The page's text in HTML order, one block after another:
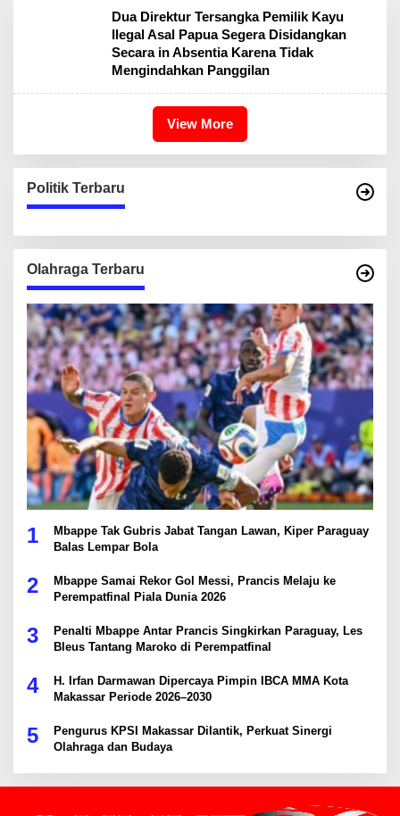
Dua Direktur Tersangka Pemilik Kayu
Ilegal Asal Papua Segera Disidangkan
Secara in Absentia Karena Tidak
Mengindahkan Panggilan
View More
Politik Terbaru
Olahraga Terbaru
1
Mbappe Tak Gubris Jabat Tangan Lawan, Kiper Paraguay
Balas Lempar Bola
2
Mbappe Samai Rekor Gol Messi, Prancis Melaju ke
Perempatfinal Piala Dunia 2026
3
Penalti Mbappe Antar Prancis Singkirkan Paraguay, Les
Bleus Tantang Maroko di Perempatfinal
4
H. Irfan Darmawan Dipercaya Pimpin IBCA MMA Kota
Makassar Periode 2026–2030
5
Pengurus KPSI Makassar Dilantik, Perkuat Sinergi
Olahraga dan Budaya